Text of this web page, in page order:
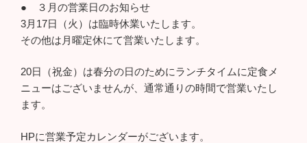
● ３月の営業日のお知らせ
3月17日（火）は臨時休業いたします。
その他は月曜定休にて営業いたします。
20日（祝金）は春分の日のためにランチタイムに定食メ
ニューはございませんが、通常通りの時間で営業いたし
ます。
HPに営業予定カレンダーがございます。